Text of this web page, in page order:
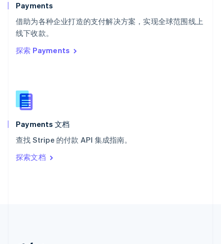
Payments
借助为各种企业打造的支付解决方案，实现全球范围线上
线下收款。
探索 Payments
Payments 文档
查找 Stripe 的付款 API 集成指南。
探索文档
泰国
ไทยEnglish
希腊
English
西班牙
新西兰
English
匈牙利
English
ItalianoEnglish
印度
English